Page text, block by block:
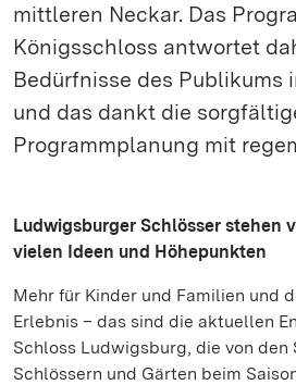
mittleren Neckar. Das
Königsschloss antwortet
Bedürfnisse des Publikums
und das dankt die
Programmplanung mit
Ludwigsburger Schlösser stehen
vielen Ideen und Höhepunkten
Mehr für Kinder und Familien und
Erlebnis – das sind die aktuellen
Schloss Ludwigsburg, die von den
Schlössern und Gärten beim